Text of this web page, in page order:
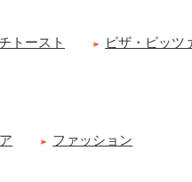
トースト ピザ・ピッツ
ファッション